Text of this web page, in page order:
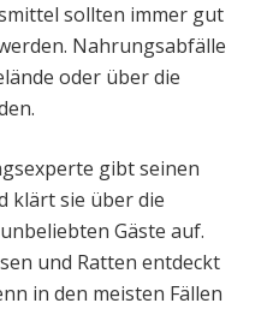
sollten immer gut
Nahrungsabfälle
oder über die
gibt seinen
klärt sie über die
Gäste auf.
und Ratten entdeckt
in den meisten Fällen